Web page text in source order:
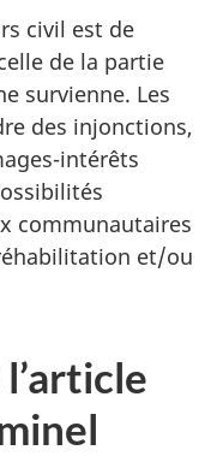
civil est de
de la partie
survienne. Les
des injonctions,
intérêts
communautaires
et/ou